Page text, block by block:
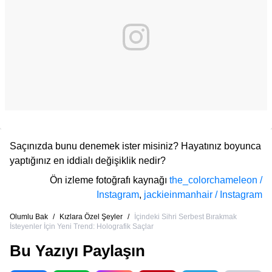
Saçınızda bunu denemek ister misiniz? Hayatınız boyunca
yaptığınız en iddialı değişiklik nedir?
Ön izleme fotoğrafı kaynağı the_colorchameleon /
Instagram, jackieinmanhair / Instagram
Olumlu Bak / Kızlara Özel Şeyler /
İçindeki Sihri Serbest Bırakmak
İsteyenler İçin Yeni Trend: Holografik Saçlar
Bu Yazıyı Paylaşın